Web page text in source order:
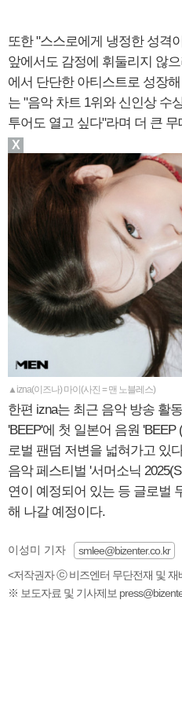
또한 "스스로에게 냉정한 성격
앞에서도 감정에 휘둘리지 않
에서 단단한 아티스트로 성장
는 "음악 차트 1위와 신인상 수
투어도 열고 싶다"라며 더 큰
▲izna(이즈나) 마이(사진 = 맨 노블레스)
한편 izna는 최근 음악 방송 활
'BEEP'에 첫 일본어 음원 'BEEP
로벌 팬덤 저변을 넓혀가고 있
음악 페스티벌 '서머소닉
연이 예정되어 있는 등 글로벌
해 나갈 예정이다.
이성미 기자
smlee@bizenter.co.kr
<저작권자 ⓒ 비즈엔터 무단전재 및 재
※ 보도자료 및 기사제보
X